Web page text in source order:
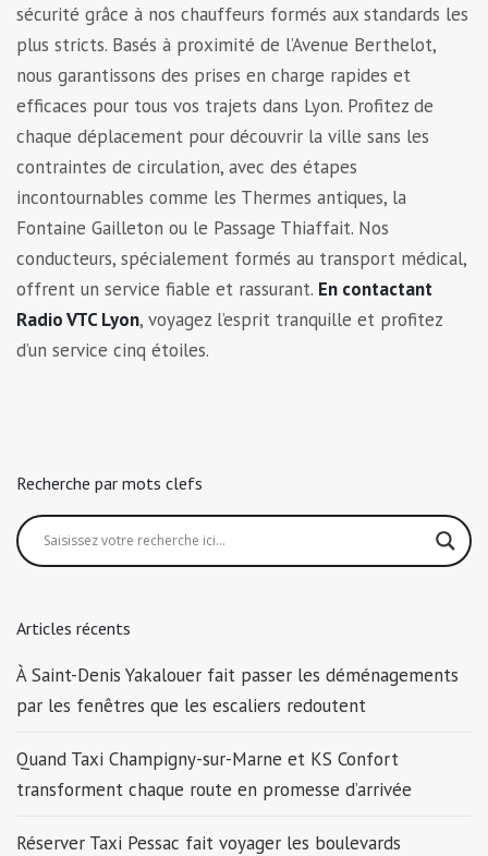
sécurité grâce à nos chauffeurs formés aux standards les
plus stricts. Basés à proximité de l’Avenue Berthelot,
nous garantissons des prises en charge rapides et
efficaces pour tous vos trajets dans Lyon. Profitez de
chaque déplacement pour découvrir la ville sans les
contraintes de circulation, avec des étapes
incontournables comme les Thermes antiques, la
Fontaine Gailleton ou le Passage Thiaffait. Nos
conducteurs, spécialement formés au transport médical,
offrent un service fiable et rassurant. En contactant
Radio VTC Lyon, voyagez l’esprit tranquille et profitez
d’un service cinq étoiles.
Recherche par mots clefs
Articles récents
À Saint-Denis Yakalouer fait passer les déménagements
par les fenêtres que les escaliers redoutent
Quand Taxi Champigny-sur-Marne et KS Confort
transforment chaque route en promesse d’arrivée
Réserver Taxi Pessac fait voyager les boulevards